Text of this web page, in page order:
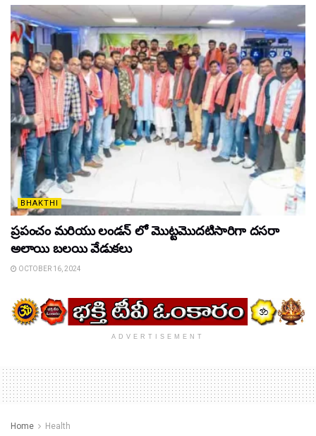
BHAKTHI
ప్రపంచం మరియు లండన్ లో మొట్టమొదటిసారిగా దసరా
అలాయి బలయి వేడుకలు
OCTOBER 16, 2024
ADVERTISEMENT
Home Health